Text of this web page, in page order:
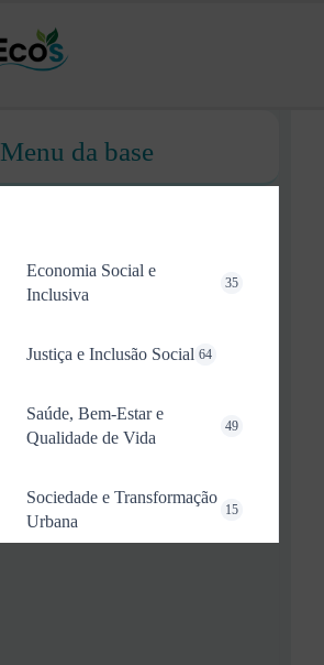
Menu da base
Economia Social e
Inclusiva
35
Justiça e Inclusão Social 64
Saúde, Bem-Estar e
Qualidade de Vida
49
Sociedade e Transformação
Urbana
15